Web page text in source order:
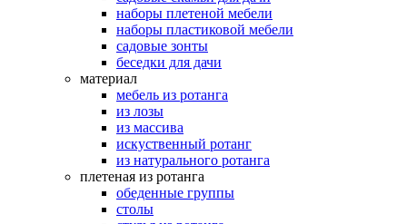
наборы плетеной мебели
наборы пластиковой мебели
садовые зонты
беседки для дачи
материал
мебель из ротанга
из лозы
из массива
искуственный ротанг
из натурального ротанга
плетеная из ротанга
обеденные группы
столы